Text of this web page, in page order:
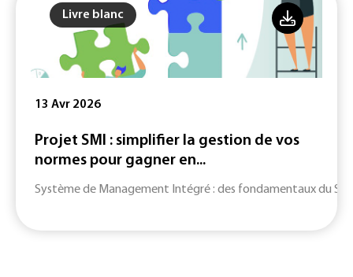
Livre blanc
13 Avr 2026
Projet SMI : simplifier la gestion de vos
normes pour gagner en...
Système de Management Intégré : des fondamentaux du